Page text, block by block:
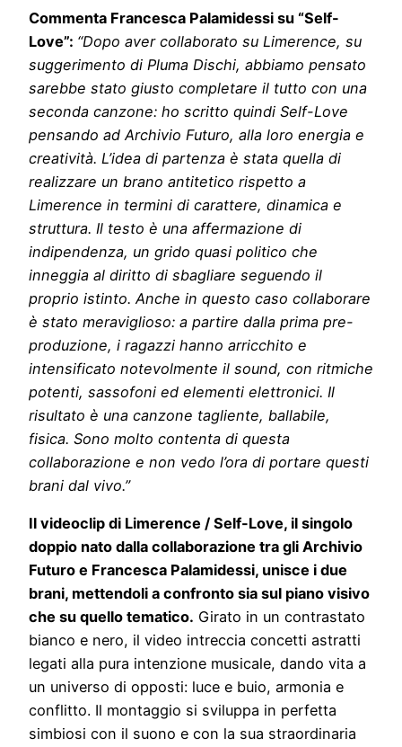
Commenta Francesca Palamidessi su “Self-
Love”: “Dopo aver collaborato su Limerence, su
suggerimento di Pluma Dischi, abbiamo pensato
sarebbe stato giusto completare il tutto con una
seconda canzone: ho scritto quindi Self-Love
pensando ad Archivio Futuro, alla loro energia e
creatività. L’idea di partenza è stata quella di
realizzare un brano antitetico rispetto a
Limerence in termini di carattere, dinamica e
struttura. Il testo è una affermazione di
indipendenza, un grido quasi politico che
inneggia al diritto di sbagliare seguendo il
proprio istinto. Anche in questo caso collaborare
è stato meraviglioso: a partire dalla prima pre-
produzione, i ragazzi hanno arricchito e
intensificato notevolmente il sound, con ritmiche
potenti, sassofoni ed elementi elettronici. Il
risultato è una canzone tagliente, ballabile,
fisica. Sono molto contenta di questa
collaborazione e non vedo l’ora di portare questi
brani dal vivo.”
Il videoclip di Limerence / Self-Love, il singolo
doppio nato dalla collaborazione tra gli Archivio
Futuro e Francesca Palamidessi, unisce i due
brani, mettendoli a confronto sia sul piano visivo
che su quello tematico. Girato in un contrastato
bianco e nero, il video intreccia concetti astratti
legati alla pura intenzione musicale, dando vita a
un universo di opposti: luce e buio, armonia e
conflitto. Il montaggio si sviluppa in perfetta
simbiosi con il suono e con la sua straordinaria